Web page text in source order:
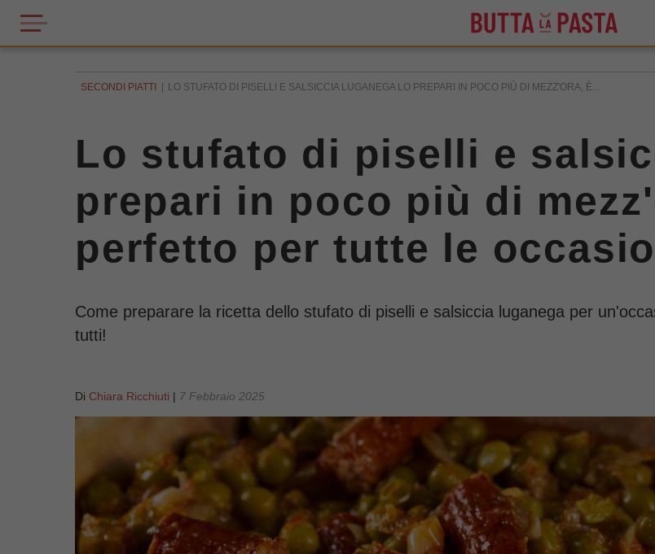
SECONDI PIATTI LO STUFATO DI PISELLI E SALSICCIA LUGANEGA LO PREPARI IN POCO PIÙ DI MEZZ'ORA, È...
Lo stufato di piselli e
prepari in poco più di
perfetto per tutte le
Come preparare la ricetta dello stufato di piselli e salsiccia luganega per
tutti!
Di Chiara Ricchiuti | 7 Febbraio 2025